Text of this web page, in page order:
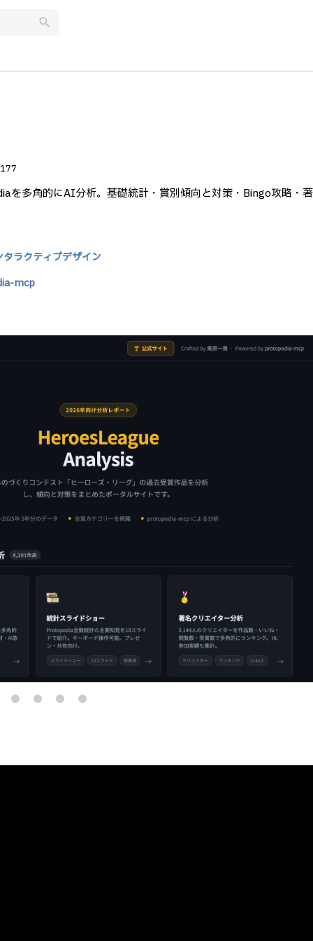
search
177
多角的にAI分析。基礎統計・賞別傾向と対策・Bingo攻略・
タラクティブデザイン
mcp